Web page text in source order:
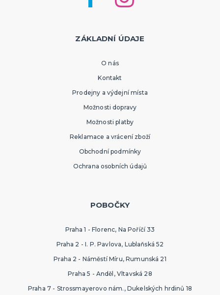
ZÁKLADNÍ ÚDAJE
O nás
Kontakt
Prodejny a výdejní místa
Možnosti dopravy
Možnosti platby
Reklamace a vrácení zboží
Obchodní podmínky
Ochrana osobních údajů
POBOČKY
Praha 1 - Florenc, Na Poříčí 33
Praha 2 - I. P. Pavlova, Lublaňská 52
Praha 2 - Náměstí Míru, Rumunská 21
Praha 5 - Anděl, Vltavská 28
Praha 7 - Strossmayerovo nám., Dukelských hrdinů 18